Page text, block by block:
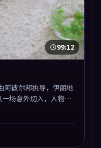
99:12
彼尔邦执导，伊朗地
场意外切入，人物在
层推进，情绪克制而
，对手戏火花四溅。